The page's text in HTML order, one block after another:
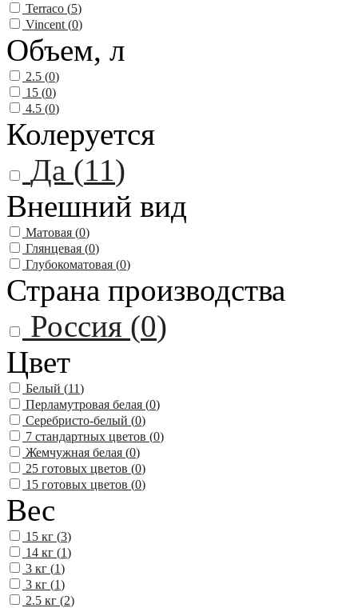
Terraco (5)
Vincent (0)
Объем, л
2.5 (0)
15 (0)
4.5 (0)
Колеруется
Да (11)
Внешний вид
Матовая (0)
Глянцевая (0)
Глубокоматовая (0)
Страна производства
Россия (0)
Цвет
Белый (11)
Перламутровая белая (0)
Серебристо-белый (0)
7 стандартных цветов (0)
Жемчужная белая (0)
25 готовых цветов (0)
15 готовых цветов (0)
Вес
15 кг (3)
14 кг (1)
3 кг (1)
3 кг (1)
2.5 кг (2)